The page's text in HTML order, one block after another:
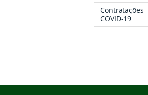
Contratações -
COVID-19